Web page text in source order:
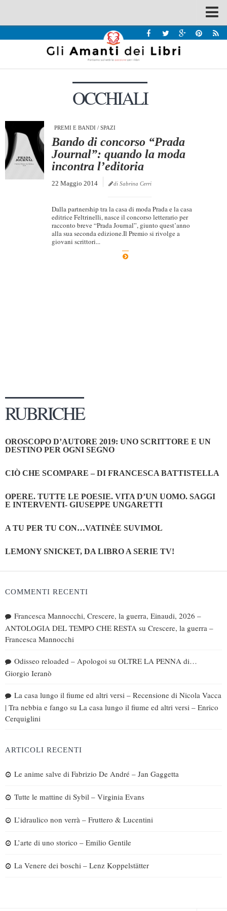
Recensioni
Interviste & Incontri
Chi siamo
Contatti
Eventi
Dicono di Noi
Tabù Festival 2014
A Tutto Volume
Marketing
OCCHIALI
PREMI E BANDI / SPAZI
Bando di concorso “Prada
Journal”: quando la moda
incontra l’editoria
22 Maggio 2014 di Sabrina Cerri
Dalla partnership tra la casa di moda Prada e la casa
editrice Feltrinelli, nasce il concorso letterario per
racconto breve “Prada Journal”, giunto quest’anno
alla sua seconda edizione.Il Premio si rivolge a
giovani scrittori...
RUBRICHE
OROSCOPO D’AUTORE 2019: UNO SCRITTORE E UN
DESTINO PER OGNI SEGNO
CIÒ CHE SCOMPARE – DI FRANCESCA BATTISTELLA
OPERE. TUTTE LE POESIE. VITA D’UN UOMO. SAGGI
E INTERVENTI- GIUSEPPE UNGARETTI
A TU PER TU CON…VATINÈE SUVIMOL
LEMONY SNICKET, DA LIBRO A SERIE TV!
COMMENTI RECENTI
Francesca Mannocchi, Crescere, la guerra, Einaudi, 2026 –
ANTOLOGIA DEL TEMPO CHE RESTA su Crescere, la guerra –
Francesca Mannocchi
Odisseo reloaded – Apologoi su OLTRE LA PENNA di…
Giorgio Ieranò
La casa lungo il fiume ed altri versi – Recensione di Nicola Vacca
| Tra nebbia e fango su La casa lungo il fiume ed altri versi – Enrico
Cerquiglini
ARTICOLI RECENTI
Le anime salve di Fabrizio De André – Jan Gaggetta
Tutte le mattine di Sybil – Virginia Evans
L’idraulico non verrà – Fruttero & Lucentini
L’arte di uno storico – Emilio Gentile
La Venere dei boschi – Lenz Koppelstätter